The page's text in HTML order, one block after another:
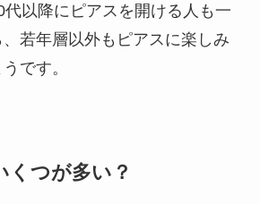
代以降にピアスを開ける人も一
若年層以外もピアスに楽しみ
です。
くつが多い？